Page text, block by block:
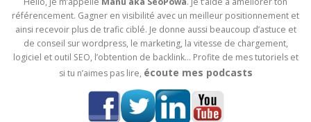
référencement. Gagner en visibilité avec un meilleur positionnement et
ainsi recevoir plus de trafic ciblé. Je donne aussi beaucoup d’astuce et
de conseil sur wordpress, le marketing, la vitesse de chargement,
logiciel et outil SEO, l’obtention de backlink… Profite de mes tutoriels et
si tu n’aimes pas lire, écoute mes podcasts